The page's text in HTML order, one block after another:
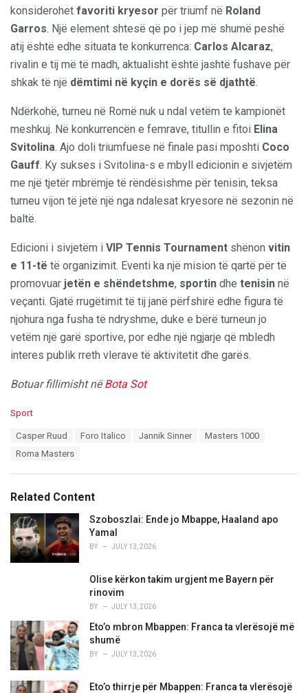
konsiderohet favoriti kryesor për triumf në Roland
Garros. Një element shtesë që po i jep më shumë peshë
atij është edhe situata te konkurrenca: Carlos Alcaraz,
rivalin e tij më të madh, aktualisht është jashtë fushave për
shkak të një dëmtimi në kyçin e dorës së djathtë.
Ndërkohë, turneu në Romë nuk u ndal vetëm te kampionët
meshkuj. Në konkurrencën e femrave, titullin e fitoi Elina
Svitolina. Ajo doli triumfuese në finale pasi mposhti Coco
Gauff. Ky sukses i Svitolina-s e mbyll edicionin e sivjetëm
me një tjetër mbrëmje të rëndësishme për tenisin, teksa
turneu vijon të jetë një nga ndalesat kryesore në sezonin në
baltë.
Edicioni i sivjetëm i VIP Tennis Tournament shënon vitin
e 11-të të organizimit. Eventi ka një mision të qartë për të
promovuar jetën e shëndetshme, sportin dhe tenisin në
veçanti. Gjatë rrugëtimit të tij janë përfshirë edhe figura të
njohura nga fusha të ndryshme, duke e bërë turneun jo
vetëm një garë sportive, por edhe një ngjarje që mbledh
interes publik rreth vlerave të aktivitetit dhe garës.
Botuar fillimisht nëBota Sot
C
i
e
s
:
Sport
Casper Ruud Foro Italico Jannik Sinner
Masters 1000
Roma Masters
Related Content
Szoboszlai: Ende jo Mbappe, Haaland apo
Yamal
BY JULY 13, 2026
Olise kërkon takim urgjent me Bayern për
rinovim
BY JULY 13, 2026
Eto’o mbron Mbappen: Franca ta vlerësojë më
shumë
BY JULY 13, 2026
Eto’o thirrje për Mbappen: Franca ta vlerësojë